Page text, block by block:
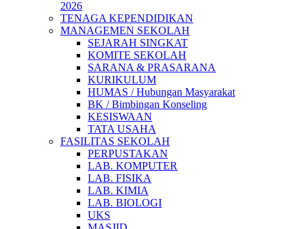
2026
TENAGA KEPENDIDIKAN
MANAGEMEN SEKOLAH
SEJARAH SINGKAT
KOMITE SEKOLAH
SARANA & PRASARANA
KURIKULUM
HUMAS / Hubungan Masyarakat
BK / Bimbingan Konseling
KESISWAAN
TATA USAHA
FASILITAS SEKOLAH
PERPUSTAKAN
LAB. KOMPUTER
LAB. FISIKA
LAB. KIMIA
LAB. BIOLOGI
UKS